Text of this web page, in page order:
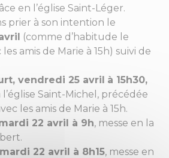
en l’église Saint-Léger.
prier à son intention le
(comme d’habitude le
amis de Marie à 15h) suivi de
vendredi 25 avril à 15h30,
Saint-Michel, précédée
les amis de Marie à 15h.
22 avril à 9h, messe en la
22 avril à 8h15, messe en